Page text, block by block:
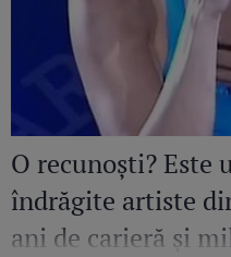
O recunoști? Este
îndrăgite artiste
ani de carieră și